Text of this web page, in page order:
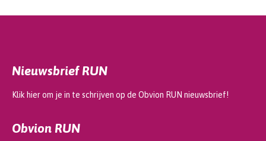
Nieuwsbrief RUN
Klik hier om je in te schrijven op de Obvion RUN nieuwsbrief!
Obvion RUN